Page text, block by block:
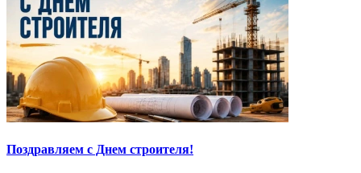
Поздравляем с Днем строителя!